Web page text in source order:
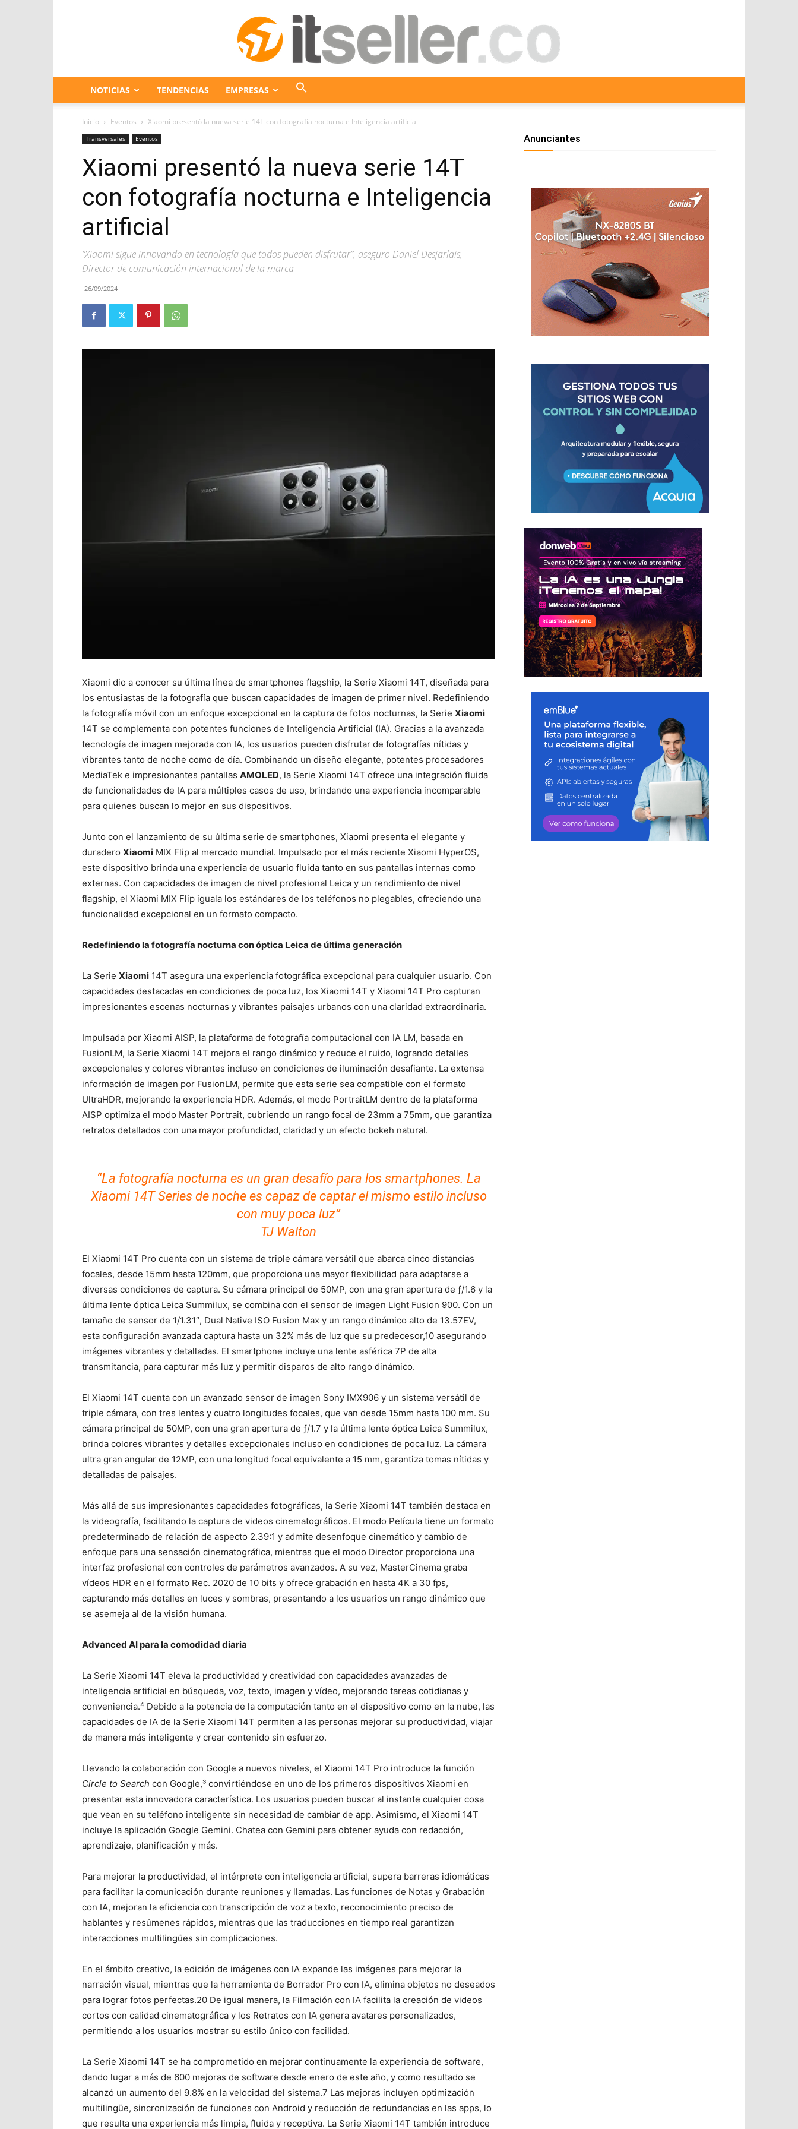
ITseller
Colombia
NOTICIAS TENDENCIAS EMPRESAS
Inicio Eventos Xiaomi presentó la nueva serie 14T con fotografía nocturna e Inteligencia artificial
Transversales Eventos
Xiaomi presentó la nueva serie 14T
con fotografía nocturna e Inteligencia
artificial
“Xiaomi sigue innovando en tecnología que todos pueden disfrutar”, aseguro Daniel Desjarlais,
Director de comunicación internacional de la marca
26/09/2024
Xiaomi dio a conocer su última línea de smartphones flagship, la Serie Xiaomi 14T, diseñada para
los entusiastas de la fotografía que buscan capacidades de imagen de primer nivel. Redefiniendo
la fotografía móvil con un enfoque excepcional en la captura de fotos nocturnas, la Serie Xiaomi
14T se complementa con potentes funciones de Inteligencia Artificial (IA). Gracias a la avanzada
tecnología de imagen mejorada con IA, los usuarios pueden disfrutar de fotografías nítidas y
vibrantes tanto de noche como de día. Combinando un diseño elegante, potentes procesadores
MediaTek e impresionantes pantallas AMOLED, la Serie Xiaomi 14T ofrece una integración fluida
de funcionalidades de IA para múltiples casos de uso, brindando una experiencia incomparable
para quienes buscan lo mejor en sus dispositivos.
Junto con el lanzamiento de su última serie de smartphones, Xiaomi presenta el elegante y
duradero Xiaomi MIX Flip al mercado mundial. Impulsado por el más reciente Xiaomi HyperOS,
este dispositivo brinda una experiencia de usuario fluida tanto en sus pantallas internas como
externas. Con capacidades de imagen de nivel profesional Leica y un rendimiento de nivel
flagship, el Xiaomi MIX Flip iguala los estándares de los teléfonos no plegables, ofreciendo una
funcionalidad excepcional en un formato compacto.
Redefiniendo la fotografía nocturna con óptica Leica de última generación
La Serie Xiaomi 14T asegura una experiencia fotográfica excepcional para cualquier usuario. Con
capacidades destacadas en condiciones de poca luz, los Xiaomi 14T y Xiaomi 14T Pro capturan
impresionantes escenas nocturnas y vibrantes paisajes urbanos con una claridad extraordinaria.
Impulsada por Xiaomi AISP, la plataforma de fotografía computacional con IA LM, basada en
FusionLM, la Serie Xiaomi 14T mejora el rango dinámico y reduce el ruido, logrando detalles
excepcionales y colores vibrantes incluso en condiciones de iluminación desafiante. La extensa
información de imagen por FusionLM, permite que esta serie sea compatible con el formato
UltraHDR, mejorando la experiencia HDR. Además, el modo PortraitLM dentro de la plataforma
AISP optimiza el modo Master Portrait, cubriendo un rango focal de 23mm a 75mm, que garantiza
retratos detallados con una mayor profundidad, claridad y un efecto bokeh natural.
“La fotografía nocturna es un gran desafío para los smartphones. La
Xiaomi 14T Series de noche es capaz de captar el mismo estilo incluso
con muy poca luz”
TJ Walton
El Xiaomi 14T Pro cuenta con un sistema de triple cámara versátil que abarca cinco distancias
focales, desde 15mm hasta 120mm, que proporciona una mayor flexibilidad para adaptarse a
diversas condiciones de captura. Su cámara principal de 50MP, con una gran apertura de ƒ/1.6 y la
última lente óptica Leica Summilux, se combina con el sensor de imagen Light Fusion 900. Con un
tamaño de sensor de 1/1.31″, Dual Native ISO Fusion Max y un rango dinámico alto de 13.57EV,
esta configuración avanzada captura hasta un 32% más de luz que su predecesor,10 asegurando
imágenes vibrantes y detalladas. El smartphone incluye una lente asférica 7P de alta
transmitancia, para capturar más luz y permitir disparos de alto rango dinámico.
El Xiaomi 14T cuenta con un avanzado sensor de imagen Sony IMX906 y un sistema versátil de
triple cámara, con tres lentes y cuatro longitudes focales, que van desde 15mm hasta 100 mm. Su
cámara principal de 50MP, con una gran apertura de ƒ/1.7 y la última lente óptica Leica Summilux,
brinda colores vibrantes y detalles excepcionales incluso en condiciones de poca luz. La cámara
ultra gran angular de 12MP, con una longitud focal equivalente a 15 mm, garantiza tomas nítidas y
detalladas de paisajes.
Más allá de sus impresionantes capacidades fotográficas, la Serie Xiaomi 14T también destaca en
la videografía, facilitando la captura de videos cinematográficos. El modo Película tiene un formato
predeterminado de relación de aspecto 2.39:1 y admite desenfoque cinemático y cambio de
enfoque para una sensación cinematográfica, mientras que el modo Director proporciona una
interfaz profesional con controles de parámetros avanzados. A su vez, MasterCinema graba
vídeos HDR en el formato Rec. 2020 de 10 bits y ofrece grabación en hasta 4K a 30 fps,
capturando más detalles en luces y sombras, presentando a los usuarios un rango dinámico que
se asemeja al de la visión humana.
Advanced AI para la comodidad diaria
La Serie Xiaomi 14T eleva la productividad y creatividad con capacidades avanzadas de
inteligencia artificial en búsqueda, voz, texto, imagen y vídeo, mejorando tareas cotidianas y
conveniencia.⁴ Debido a la potencia de la computación tanto en el dispositivo como en la nube, las
capacidades de IA de la Serie Xiaomi 14T permiten a las personas mejorar su productividad, viajar
de manera más inteligente y crear contenido sin esfuerzo.
Llevando la colaboración con Google a nuevos niveles, el Xiaomi 14T Pro introduce la función
Circle to Search con Google,³ convirtiéndose en uno de los primeros dispositivos Xiaomi en
presentar esta innovadora característica. Los usuarios pueden buscar al instante cualquier cosa
que vean en su teléfono inteligente sin necesidad de cambiar de app. Asimismo, el Xiaomi 14T
incluye la aplicación Google Gemini. Chatea con Gemini para obtener ayuda con redacción,
aprendizaje, planificación y más.
Para mejorar la productividad, el intérprete con inteligencia artificial, supera barreras idiomáticas
para facilitar la comunicación durante reuniones y llamadas. Las funciones de Notas y Grabación
con IA, mejoran la eficiencia con transcripción de voz a texto, reconocimiento preciso de
hablantes y resúmenes rápidos, mientras que las traducciones en tiempo real garantizan
interacciones multilingües sin complicaciones.
En el ámbito creativo, la edición de imágenes con IA expande las imágenes para mejorar la
narración visual, mientras que la herramienta de Borrador Pro con IA, elimina objetos no deseados
para lograr fotos perfectas.20 De igual manera, la Filmación con IA facilita la creación de videos
cortos con calidad cinematográfica y los Retratos con IA genera avatares personalizados,
permitiendo a los usuarios mostrar su estilo único con facilidad.
La Serie Xiaomi 14T se ha comprometido en mejorar continuamente la experiencia de software,
dando lugar a más de 600 mejoras de software desde enero de este año, y como resultado se
alcanzó un aumento del 9.8% en la velocidad del sistema.7 Las mejoras incluyen optimización
multilingüe, sincronización de funciones con Android y reducción de redundancias en las apps, lo
que resulta una experiencia más limpia, fluida y receptiva. La Serie Xiaomi 14T también introduce
Anunciantes